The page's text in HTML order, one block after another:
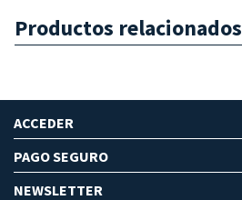
Productos relacionados
ACCEDER
PAGO SEGURO
NEWSLETTER